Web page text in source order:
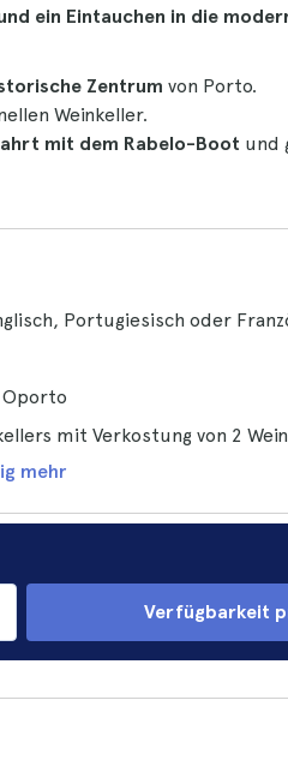
ein Eintauchen in die
Zentrum von Porto.
Weinkeller.
mit dem Rabelo-Boot und
Portugiesisch oder
Oporto
mit Verkostung von 2
mehr
Verfügbarkeit